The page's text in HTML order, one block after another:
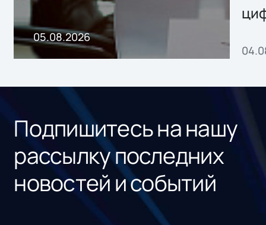
05.08.2026
Подпишитесь на нашу
рассылку последних
новостей и событий